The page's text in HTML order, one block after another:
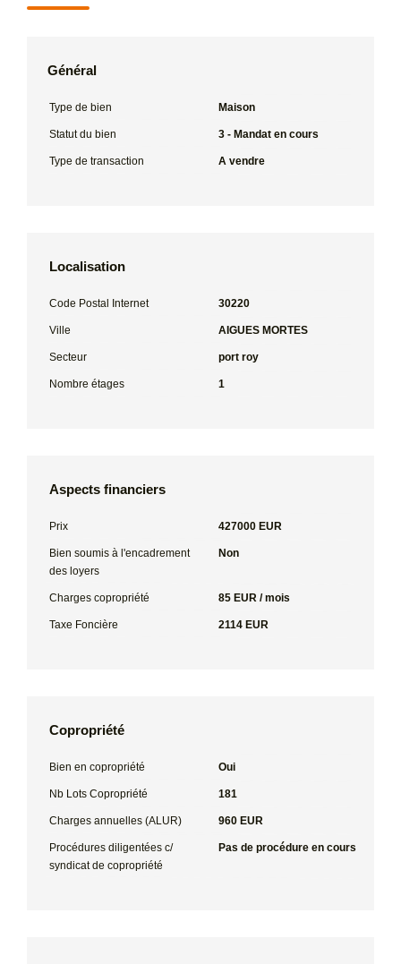
Général
Type de bien Maison
Statut du bien 3 - Mandat en cours
Type de transaction A vendre
Localisation
Code Postal Internet 30220
Ville AIGUES MORTES
Secteur port roy
Nombre étages 1
Aspects financiers
Prix 427000 EUR
Bien soumis à l'encadrement
des loyers
Non
Charges copropriété 85 EUR / mois
Taxe Foncière 2114 EUR
Copropriété
Bien en copropriété Oui
Nb Lots Copropriété 181
Charges annuelles (ALUR) 960 EUR
Procédures diligentées c/
syndicat de copropriété
Pas de procédure en cours